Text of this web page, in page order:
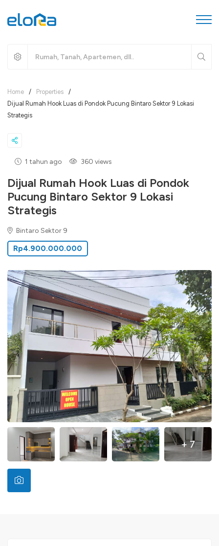
Home / Properties
/
Dijual Rumah Hook Luas di Pondok Pucung Bintaro Sektor 9 Lokasi
Strategis
1 tahun ago 360 views
Dijual Rumah Hook Luas di Pondok
Pucung Bintaro Sektor 9 Lokasi
Strategis
Bintaro Sektor 9
Rp4.900.000.000
+ 7